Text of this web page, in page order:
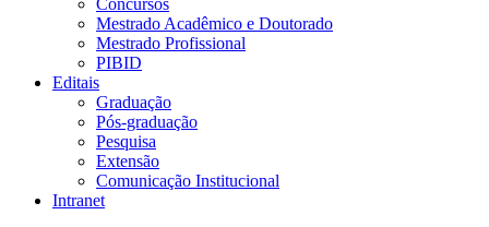
Concursos
Mestrado Acadêmico e Doutorado
Mestrado Profissional
PIBID
Editais
Graduação
Pós-graduação
Pesquisa
Extensão
Comunicação Institucional
Intranet